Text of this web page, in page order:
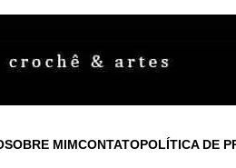
SOBRE MIMCONTATOPOLÍTICA DE